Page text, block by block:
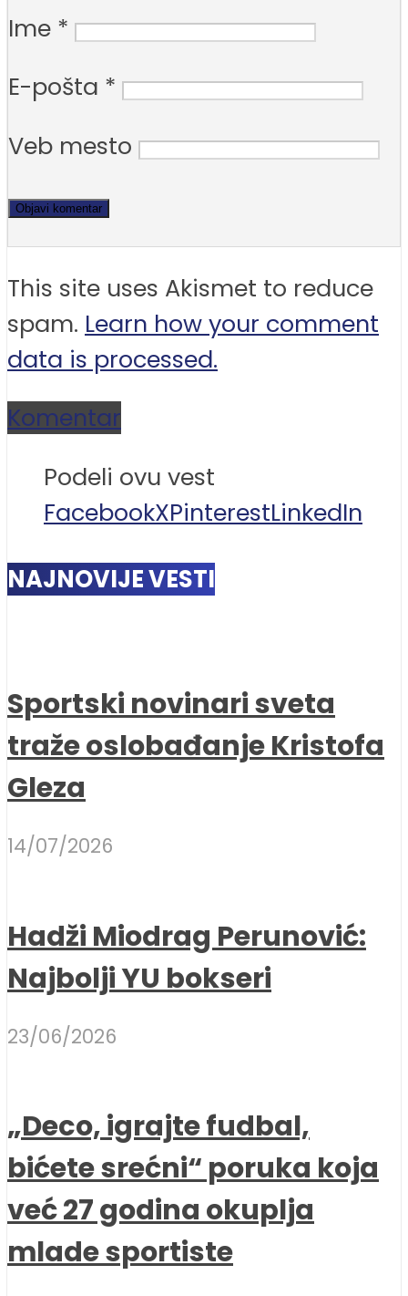
Ime *
E-pošta *
Veb mesto
This site uses Akismet to reduce
spam. Learn how your comment
data is processed.
Komentar
Podeli ovu vest
FacebookXPinterestLinkedIn
NAJNOVIJE VESTI
Sportski novinari sveta
traže oslobađanje Kristofa
Gleza
14/07/2026
Hadži Miodrag Perunović:
Najbolji YU bokseri
23/06/2026
„Deco, igrajte fudbal,
bićete srećni“ poruka koja
već 27 godina okuplja
mlade sportiste